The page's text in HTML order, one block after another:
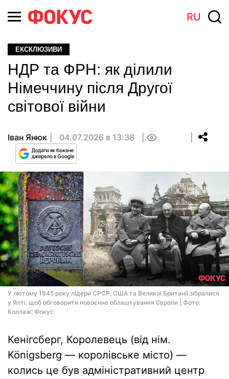
RU
ЕКСКЛЮЗИВИ
НДР та ФРН: як ділили
Німеччину після Другої
світової війни
Іван Янюк 04.07.2026 в 13:38
У лютому 1945 року лідери СРСР, США та Великої Британії зібралися
у Ялті, щоб обговорити повоєнне облаштування Європи | Фото:
Коллаж: Фокус
Кенігсберг, Королевець (від нім.
Königsberg — королівське місто) —
колись це був адміністративний центр